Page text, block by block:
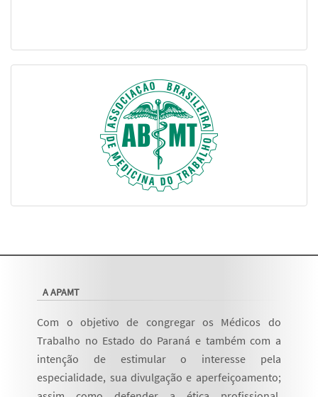
A APAMT
Com o objetivo de congregar os Médicos do
Trabalho no Estado do Paraná e também com a
intenção de estimular o interesse pela
especialidade, sua divulgação e aperfeiçoamento;